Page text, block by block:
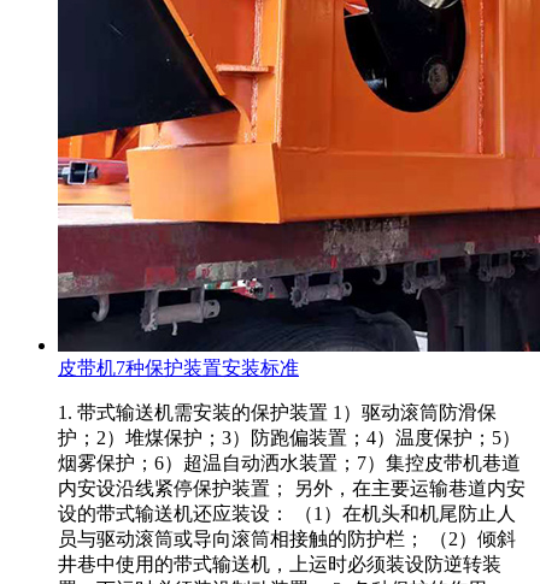
皮带机7种保护装置安装标准
1. 带式输送机需安装的保护装置 1）驱动滚筒防滑保
护；2）堆煤保护；3）防跑偏装置；4）温度保护；5）
烟雾保护；6）超温自动洒水装置；7）集控皮带机巷道
内安设沿线紧停保护装置； 另外，在主要运输巷道内安
设的带式输送机还应装设： （1）在机头和机尾防止人
员与驱动滚筒或导向滚筒相接触的防护栏； （2）倾斜
井巷中使用的带式输送机，上运时必须装设防逆转装